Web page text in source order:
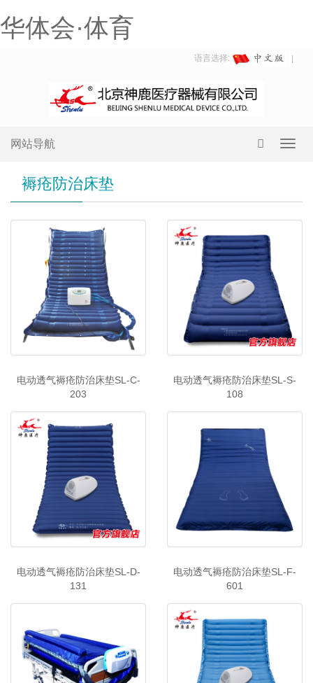
华体会·体育
语言选择:
网站导航
褥疮防治床垫
电动透气褥疮防治床垫SL-C-
203
电动透气褥疮防治床垫SL-S-
108
电动透气褥疮防治床垫SL-D-
131
电动透气褥疮防治床垫SL-F-
601